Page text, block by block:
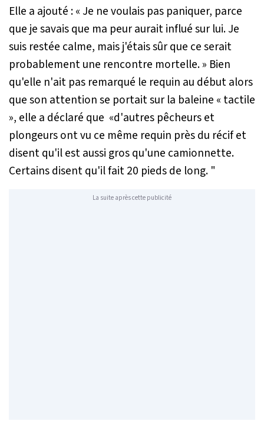
Elle a ajouté : « Je ne voulais pas paniquer, parce
que je savais que ma peur aurait influé sur lui. Je
suis restée calme, mais j'étais sûr que ce serait
probablement une rencontre mortelle. » Bien
qu'elle n'ait pas remarqué le requin au début alors
que son attention se portait sur la baleine « tactile
», elle a déclaré que «d'autres pêcheurs et
plongeurs ont vu ce même requin près du récif et
disent qu'il est aussi gros qu'une camionnette.
Certains disent qu'il fait 20 pieds de long. "
La suite après cette publicité